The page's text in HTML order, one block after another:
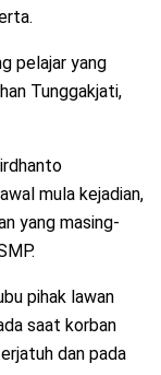
pelajar yang
Tunggakjati,
mula kejadian,
yang masing-
pihak lawan
saat korban
dan pada